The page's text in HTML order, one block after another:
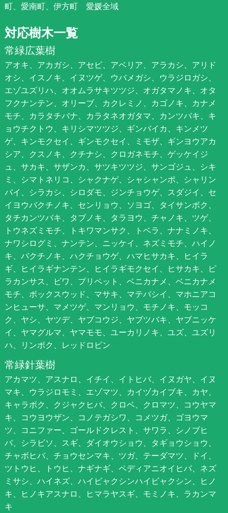
町、愛南町、伊方町 愛媛全域
対応樹木一覧
常緑広葉樹
アオキ、アカガシ、アセビ、アベリア、アラカシ、アリド
オシ、イスノキ、イヌツゲ、ウバメガシ、ウラジロガシ、
エゾユズリハ、オオムラサキツツジ、オガタマノキ、オタ
フクナンテン、オリーブ、カクレミノ、カゴノキ、カナメ
モチ、カラタチバナ、カラタネオガタマ、カンツバキ、キ
ョウチクトウ、キリシマツツジ、ギンバイカ、キンメツ
ゲ、キンモクセイ、ギンモクセイ、ミモザ、ギンヨウアカ
シア、クスノキ、クチナシ、クロガネモチ、ゲッケイジ
ュ、サカキ、サザンカ、サツキツツジ、サンゴジュ、シキ
ミ、シマトネリコ、シャクナゲ、シャシャンポ、シャリン
バイ、シラカシ、シロダモ、ジンチョウゲ、スダジイ、セ
イヨウバクチノキ、センリョウ、ソヨゴ、タイサンボク、
タチカンツバキ、タブノキ、タラヨウ、チャノキ、ツゲ、
トウネズミモチ、トキワマンサク、トベラ、ナナミノキ、
ナワシログミ、ナンテン、ニッケイ、ネズミモチ、ハイノ
キ、バクチノキ、ハクチョウゲ、ハマヒサカキ、ヒイラ
ギ、ヒイラギナンテン、ヒイラギモクセイ、ヒサカキ、ピ
ラカンサス、ビワ、プリペット、ベニカナメ、ベニカナメ
モチ、ボックスウッド、マサキ、マテバシイ、マホニアコ
ンヒューサ、マメツゲ、マンリョウ、モチノキ、モッコ
ク、ヤシ、ヤツデ、ヤブコウジ、ヤブツバキ、ヤブニッケ
イ、ヤマグルマ、ヤマモモ、ユーカリノキ、ユズ、ユズリ
ハ、リンボク、レッドロビン
常緑針葉樹
アカマツ、アスナロ、イチイ、イトヒバ、イヌガヤ、イヌ
マキ、ウラジロモミ、エゾマツ、カイヅカイブキ、カヤ、
キャラボク、クジャクヒバ、クロベ、クロマツ、コウヤマ
キ、コウヨウザン、コノテガシワ、コメツガ、ゴヨウマ
ツ、コニファー、ゴールドクレスト、サワラ、シノブヒ
バ、シラビソ、スギ、ダイオウショウ、タギョウショウ、
チャボヒバ、チョウセンマキ、ツガ、テーダマツ、ドイ、
ツトウヒ、トウヒ、ナギナギ、ペディアニオイヒバ、ネズ
ミサシ、ハイネズ、ハイビャクシンハイビャクシン、ヒノ
キ、ヒノキアスナロ、ヒマラヤスギ、モミノキ、ラカンマ
キ